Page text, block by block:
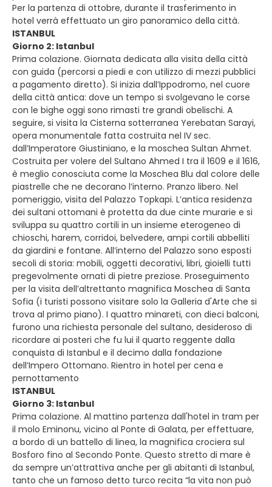
Per la partenza di ottobre, durante il trasferimento in
hotel verrà effettuato un giro panoramico della città.
ISTANBUL
Giorno 2: Istanbul
Prima colazione. Giornata dedicata alla visita della città
con guida (percorsi a piedi e con utilizzo di mezzi pubblici
a pagamento diretto). Si inizia dall’Ippodromo, nel cuore
della città antica: dove un tempo si svolgevano le corse
con le bighe oggi sono rimasti tre grandi obelischi. A
seguire, si visita la Cisterna sotterranea Yerebatan Sarayi,
opera monumentale fatta costruita nel IV sec.
dall’Imperatore Giustiniano, e la moschea Sultan Ahmet.
Costruita per volere del Sultano Ahmed I tra il 1609 e il 1616,
è meglio conosciuta come la Moschea Blu dal colore delle
piastrelle che ne decorano l’interno. Pranzo libero. Nel
pomeriggio, visita del Palazzo Topkapi. L’antica residenza
dei sultani ottomani è protetta da due cinte murarie e si
sviluppa su quattro cortili in un insieme eterogeneo di
chioschi, harem, corridoi, belvedere, ampi cortili abbelliti
da giardini e fontane. All’interno del Palazzo sono esposti
secoli di storia: mobili, oggetti decorativi, libri, gioielli tutti
pregevolmente ornati di pietre preziose. Proseguimento
per la visita dell’altrettanto magnifica Moschea di Santa
Sofia (i turisti possono visitare solo la Galleria d'Arte che si
trova al primo piano). I quattro minareti, con dieci balconi,
furono una richiesta personale del sultano, desideroso di
ricordare ai posteri che fu lui il quarto reggente dalla
conquista di Istanbul e il decimo dalla fondazione
dell’Impero Ottomano. Rientro in hotel per cena e
pernottamento
ISTANBUL
Giorno 3: Istanbul
Prima colazione. Al mattino partenza dall'hotel in tram per
il molo Eminonu, vicino al Ponte di Galata, per effettuare,
a bordo di un battello di linea, la magnifica crociera sul
Bosforo fino al Secondo Ponte. Questo stretto di mare è
da sempre un’attrattiva anche per gli abitanti di Istanbul,
tanto che un famoso detto turco recita “la vita non può